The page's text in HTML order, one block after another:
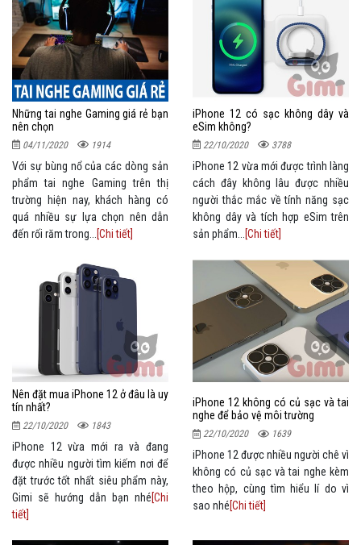
Những tai nghe Gaming giá rẻ bạn
nên chọn
04/11/2020 1914
Với sự bùng nổ của các dòng sản
phẩm tai nghe Gaming trên thị
trường hiện nay, khách hàng có
quá nhiều sự lựa chọn nên dẫn
đến rối răm trong...
[Chi tiết]
iPhone 12 có sạc không dây và
eSim không?
22/10/2020 3788
iPhone 12 vừa mới được trình làng
cách đây không lâu được nhiều
người thắc mắc về tính năng sạc
không dây và tích hợp eSim trên
sản phẩm...
[Chi tiết]
Nên đặt mua iPhone 12 ở đâu là uy
tín nhất?
22/10/2020 1843
iPhone 12 vừa mới ra và đang
được nhiều người tìm kiếm nơi để
đặt trước tốt nhất siêu phẩm này,
Gimi sẽ hướng dẫn bạn nhé[Chi
tiết]
iPhone 12 không có củ sạc và tai
nghe để bảo vệ môi trường
22/10/2020 1639
iPhone 12 được nhiều người chê vì
không có củ sạc và tai nghe kèm
theo hộp, cùng tìm hiểu lí do vì
sao nhé[Chi tiết]